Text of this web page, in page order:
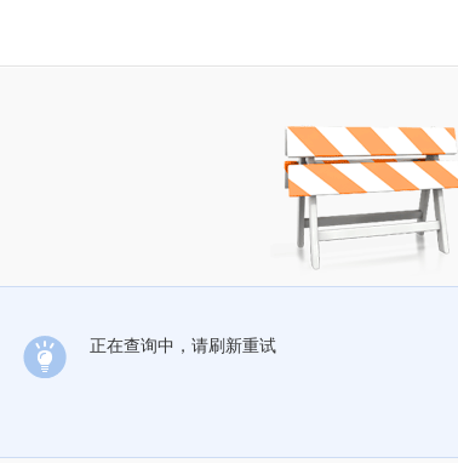
正在查询中，请刷新重试